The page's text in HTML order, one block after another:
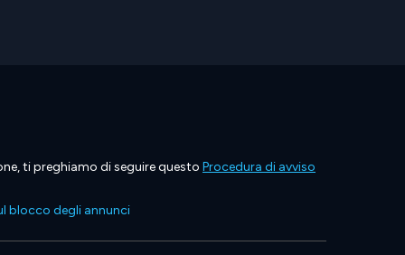
ti preghiamo di seguire questo Procedura di avviso
blocco degli annunci